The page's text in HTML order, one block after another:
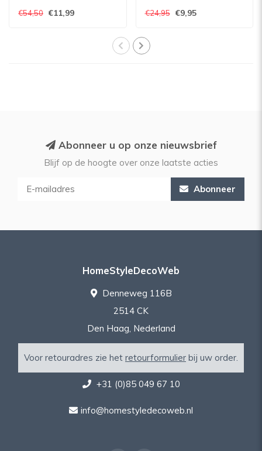
€54,50 €11,99 €24,95 €9,95
Abonneer u op onze nieuwsbrief
Blijf op de hoogte over onze laatste acties
Abonneer
HomeStyleDecoWeb
Denneweg 116B
2514 CK
Den Haag, Nederland
Voor retouradres zie het retourformulier bij uw order.
+31 (0)85 049 67 10
info@homestyledecoweb.nl